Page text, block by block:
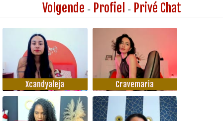
Volgende - Profiel - Privé Chat
Xcandyaleja Cravemaria